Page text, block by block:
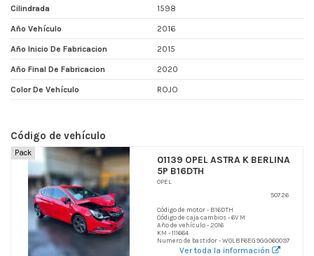
Cilindrada 1598
Año Vehículo 2016
Año Inicio De Fabricacion 2015
Año Final De Fabricacion 2020
Color De Vehículo ROJO
Código de vehículo
Pack
01139 OPEL ASTRA K BERLINA
5P B16DTH
OPEL
50726
Código de motor - B16DTH
Código de caja cambios - 6V M
Año de vehículo - 2016
KM - 111664
Numero de bastidor - W0LBF6EG9GG060097
Ver toda la información